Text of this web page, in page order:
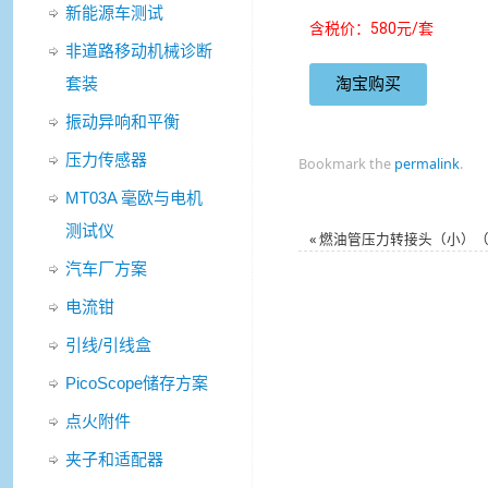
含税价：580元/套
淘宝购买
Bookmark the permalink.
«燃油管压力转接头（小）（
新能源车测试
非道路移动机械诊断
套装
振动异响和平衡
压力传感器
MT03A 毫欧与电机
测试仪
汽车厂方案
电流钳
引线/引线盒
PicoScope储存方案
点火附件
夹子和适配器